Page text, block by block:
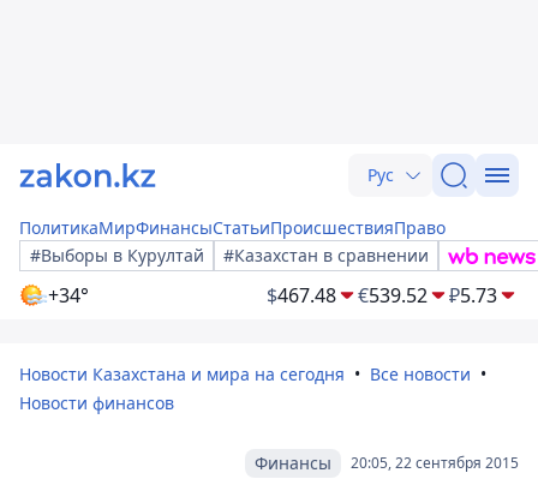
Рус
ПолитикаМирФинансыСтатьиПроисшествияПраво
#Выборы в Курултай
#Казахстан в сравнении
+34° $467.48 €539.52 ₽5.73
Новости Казахстана и мира на сегодня
Все новости
Новости финансов
20:05, 22 сентября 2015
Финансы